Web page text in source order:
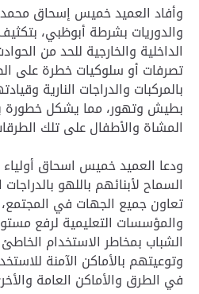
وأفاد العميد خميس إسحاق
والدوريات بشرطة أبوظبي،
الداخلية والخارجية للحد من
تصرفات أو سلوكيات خطرة على
بالمركبات والدراجات النارية
بطيش وتهور، مما يشكل خطورة
المشاة والأطفال على تلك
ودعا العميد خميس اسحاق أولياء
السماح لأبنائهم باللهو
تعاون جميع الجهات في المجتمع،
والمؤسسات التعليمية لرفع
الشباب بمخاطر الاستخدام الخاطئ
وتوعيتهم بالأماكن الآمنة
في الطرق والأماكن العامة